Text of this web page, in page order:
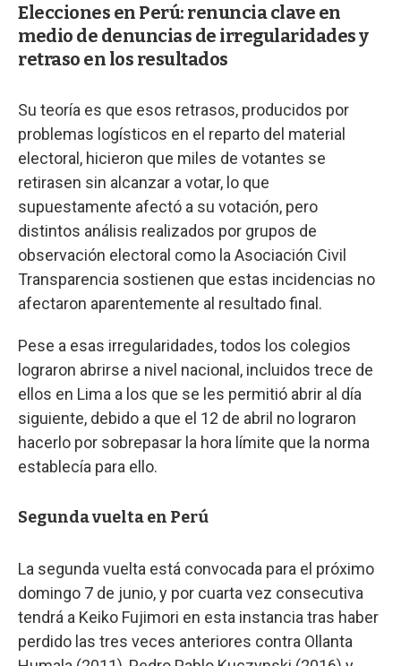
Elecciones en Perú: renuncia clave en
medio de denuncias de irregularidades y
retraso en los resultados
Su teoría es que esos retrasos, producidos por
problemas logísticos en el reparto del material
electoral, hicieron que miles de votantes se
retirasen sin alcanzar a votar, lo que
supuestamente afectó a su votación, pero
distintos análisis realizados por grupos de
observación electoral como la Asociación Civil
Transparencia sostienen que estas incidencias no
afectaron aparentemente al resultado final.
Pese a esas irregularidades, todos los colegios
lograron abrirse a nivel nacional, incluidos trece de
ellos en Lima a los que se les permitió abrir al día
siguiente, debido a que el 12 de abril no lograron
hacerlo por sobrepasar la hora límite que la norma
establecía para ello.
Segunda vuelta en Perú
La segunda vuelta está convocada para el próximo
domingo 7 de junio, y por cuarta vez consecutiva
tendrá a Keiko Fujimori en esta instancia tras haber
perdido las tres veces anteriores contra Ollanta